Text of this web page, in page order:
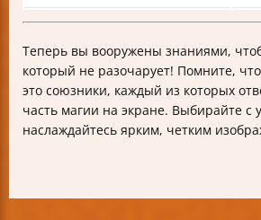
Теперь вы вооружены знаниями,
который не разочарует! Помните,
это союзники, каждый из которых
часть магии на экране. Выбирайте с
наслаждайтесь ярким, четким